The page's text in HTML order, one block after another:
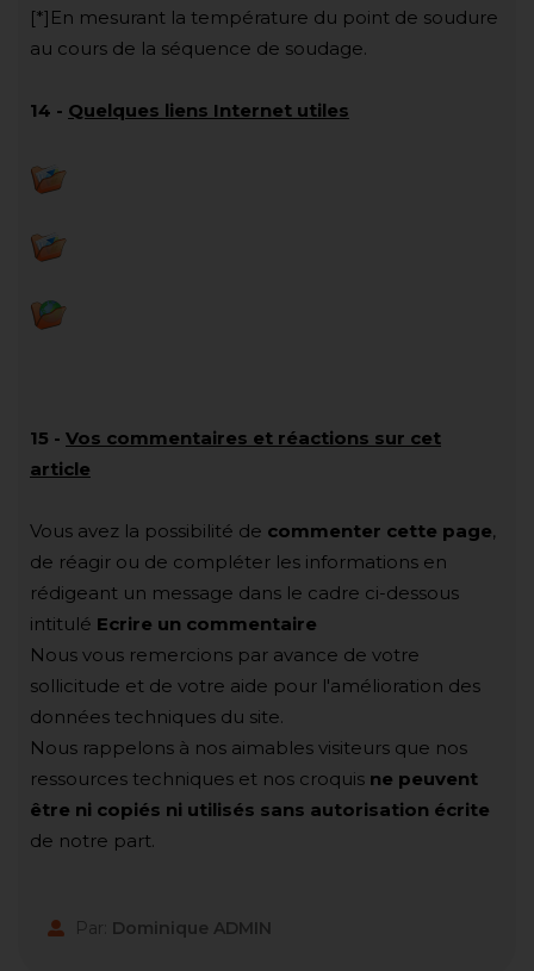
[*]En mesurant la température du point de soudure
au cours de la séquence de soudage.
14 - Quelques liens Internet utiles
15 - Vos commentaires et réactions sur cet
article
Vous avez la possibilité de commenter cette page,
de réagir ou de compléter les informations en
rédigeant un message dans le cadre ci-dessous
intitulé Ecrire un commentaire
Nous vous remercions par avance de votre
sollicitude et de votre aide pour l'amélioration des
données techniques du site.
Nous rappelons à nos aimables visiteurs que nos
ressources techniques et nos croquis ne peuvent
être ni copiés ni utilisés sans autorisation écrite
de notre part.
Par: Dominique ADMIN